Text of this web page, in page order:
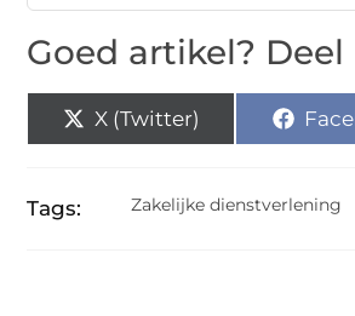
Goed artikel?
X (Twitter)
Tags: Zakelijke dienstverlening